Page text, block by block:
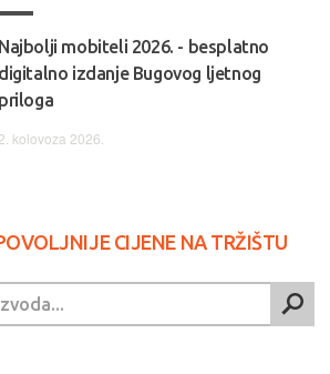
Najbolji mobiteli 2026. - besplatno
digitalno izdanje Bugovog ljetnog
priloga
2. kolovoza 2026.
CIJENE NA TRŽIŠTU